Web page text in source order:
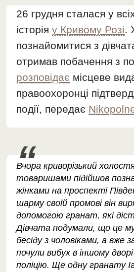
26 грудня сталася у
історіяу Кривому Розі.
познайомитися з
отримав побачення з
розповідає місцеве
правоохоронці
події, передає
Вчора криворізький
товаришами підійшов
жінками на проспекті
шарму своїй промові він
допомогою гранат, які
Дівчата подумали, що це
бесіду з чоловіками, а вже
почули вибух в іншому
поліцію. Ще одну гранату